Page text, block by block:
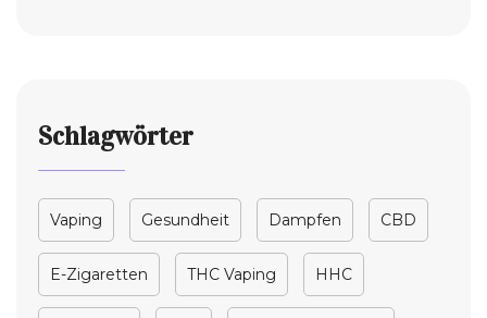
Schlagwörter
Vaping Gesundheit Dampfen CBD
E-Zigaretten THC Vaping HHC